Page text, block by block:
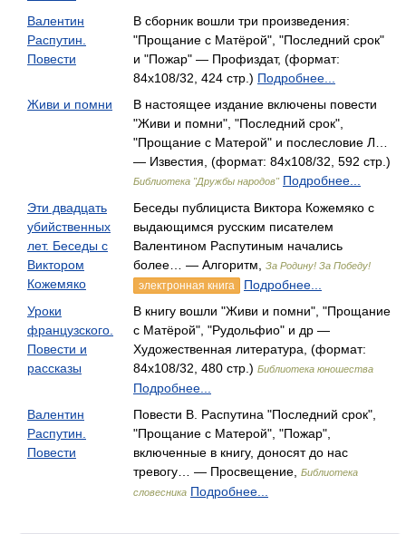
Валентин
Распутин.
Повести
В сборник вошли три произведения:
"Прощание с Матёрой", "Последний срок"
и "Пожар" — Профиздат, (формат:
84x108/32, 424 стр.) Подробнее...
Живи и помни
В настоящее издание включены повести
"Живи и помни", "Последний срок",
"Прощание с Матерой" и послесловие Л…
— Известия, (формат: 84x108/32, 592 стр.)
Библиотека "Дружбы народов" Подробнее...
Эти двадцать
убийственных
лет. Беседы с
Виктором
Кожемяко
Беседы публициста Виктора Кожемяко с
выдающимся русским писателем
Валентином Распутиным начались
более… — Алгоритм,
За Родину! За Победу!
электронная книга
Подробнее...
Уроки
французского.
Повести и
рассказы
В книгу вошли "Живи и помни", "Прощание
с Матёрой", "Рудольфио" и др —
Художественная литература, (формат:
84x108/32, 480 стр.) Библиотека юношества
Подробнее...
Валентин
Распутин.
Повести
Повести В. Распутина "Последний срок",
"Прощание с Матерой", "Пожар",
включенные в книгу, доносят до нас
тревогу… — Просвещение,
Библиотека
словесника Подробнее...